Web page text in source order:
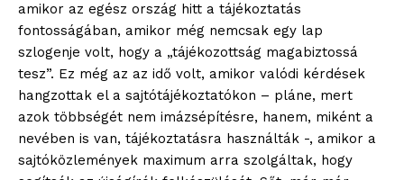
amikor az egész ország hitt a tájékoztatás
fontosságában, amikor még nemcsak egy lap
szlogenje volt, hogy a „tájékozottság magabiztossá
tesz”. Ez még az az idő volt, amikor valódi kérdések
hangzottak el a sajtótájékoztatókon – pláne, mert
azok többségét nem imázsépítésre, hanem, miként a
nevében is van, tájékoztatásra használták -, amikor a
sajtóközlemények maximum arra szolgáltak, hogy